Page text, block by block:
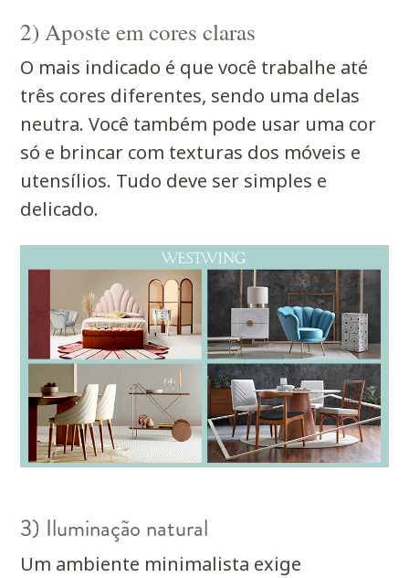
2) Aposte em cores claras
O mais indicado é que você trabalhe até
três cores diferentes, sendo uma delas
neutra. Você também pode usar uma cor
só e brincar com texturas dos móveis e
utensílios. Tudo deve ser simples e
delicado.
3) Iluminação natural
Um ambiente minimalista exige